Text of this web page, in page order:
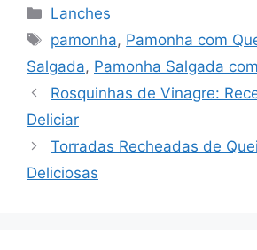
Categorias
Lanches
Tags
pamonha, Pamonha com
Salgada, Pamonha Salgada
Rosquinhas de Vinagre:
Deliciar
Torradas Recheadas de
Deliciosas